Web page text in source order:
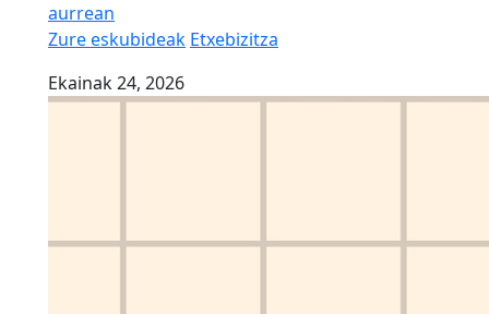
aurrean
Zure eskubideak Etxebizitza
Ekainak 24, 2026